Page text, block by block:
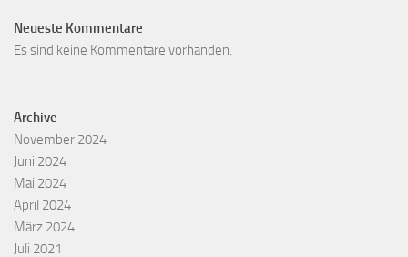
Neueste Kommentare
Es sind keine Kommentare vorhanden.
Archive
November 2024
Juni 2024
Mai 2024
April 2024
März 2024
Juli 2021